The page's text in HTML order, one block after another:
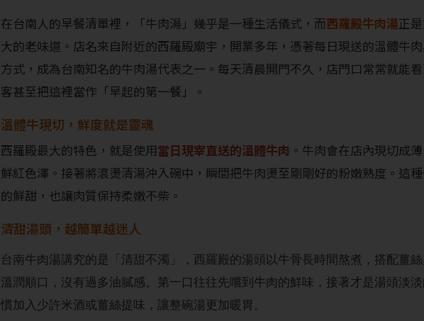
在台南人的早餐清單裡，「牛肉湯」幾乎是一種生活儀式，而西羅殿牛肉湯正
大的老味道。店名來自附近的西羅殿廟宇，開業多年，憑著每日現送的溫體牛
方式，成為台南知名的牛肉湯代表之一。每天清晨開門不久，店門口常常就能
客甚至把這裡當作「早起的第一餐」。
溫體牛現切，鮮度就是靈魂
西羅殿最大的特色，就是使用當日現宰直送的溫體牛肉 。牛肉會在店內現切成
鮮紅色澤。接著將滾燙清湯沖入碗中，瞬間把牛肉燙至剛剛好的粉嫩熟度。這
的鮮甜，也讓肉質保持柔嫩不柴。
清甜湯頭，越簡單越迷人
台南牛肉湯講究的是「清甜不濁」，西羅殿的湯頭以牛骨長時間熬煮，搭配薑
溫潤順口，沒有過多油膩感。第一口往往先嚐到牛肉的鮮味，接著才是湯頭淡
慣加入少許米酒或薑絲提味，讓整碗湯更加暖胃。